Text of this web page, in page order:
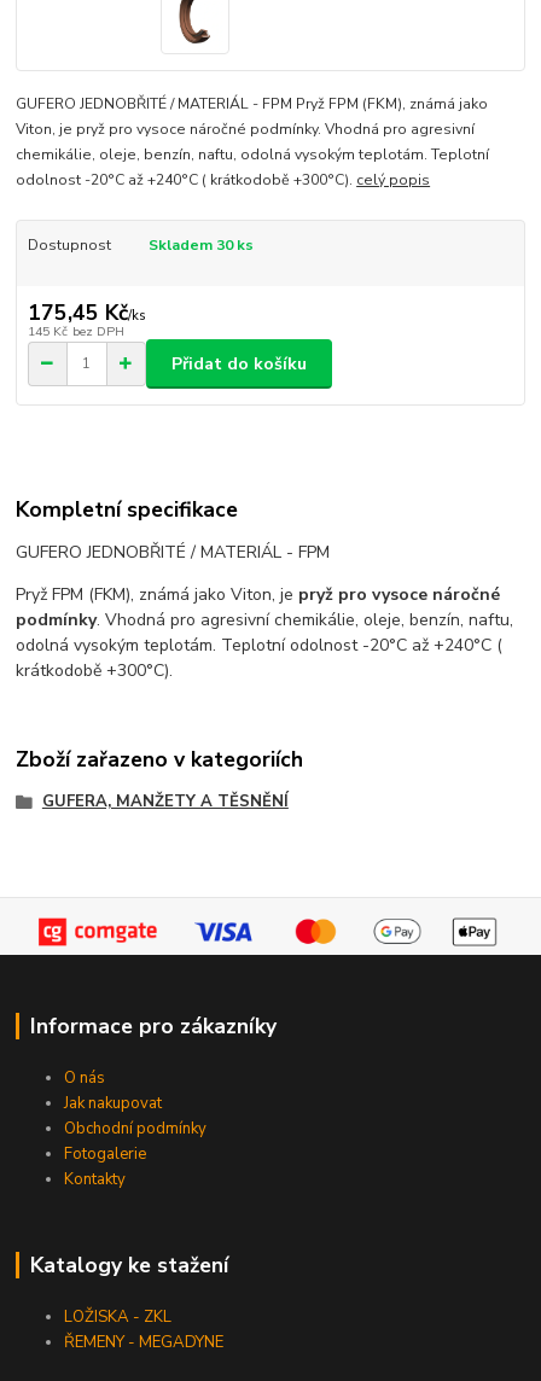
GUFERO JEDNOBŘITÉ / MATERIÁL - FPM Pryž FPM (FKM), známá jako
Viton, je pryž pro vysoce náročné podmínky. Vhodná pro agresivní
chemikálie, oleje, benzín, naftu, odolná vysokým teplotám. Teplotní
odolnost -20°C až +240°C ( krátkodobě +300°C). celý popis
Dostupnost Skladem 30 ks
175,45 Kč/ks
145 Kč bez DPH
Přidat do košíku
Kompletní specifikace
GUFERO JEDNOBŘITÉ / MATERIÁL - FPM
Pryž FPM (FKM), známá jako Viton, je pryž pro vysoce náročné
podmínky. Vhodná pro agresivní chemikálie, oleje, benzín, naftu,
odolná vysokým teplotám. Teplotní odolnost -20°C až +240°C (
krátkodobě +300°C).
Zboží zařazeno v kategoriích
GUFERA, MANŽETY A TĚSNĚNÍ
Informace pro zákazníky
O nás
Jak nakupovat
Obchodní podmínky
Fotogalerie
Kontakty
Katalogy ke stažení
LOŽISKA - ZKL
ŘEMENY - MEGADYNE